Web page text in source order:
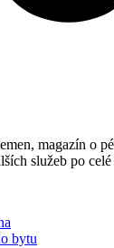
magazín o
služeb po
bytu